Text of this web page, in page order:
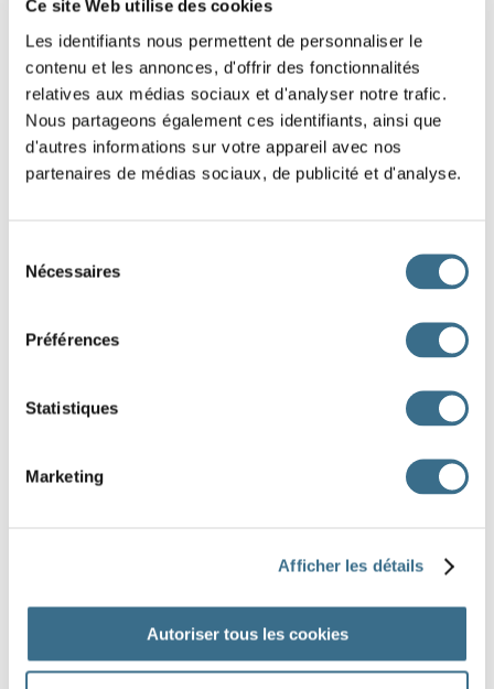
Ce site Web utilise des cookies
Les identifiants nous permettent de personnaliser le
contenu et les annonces, d'offrir des fonctionnalités
relatives aux médias sociaux et d'analyser notre trafic.
Nous partageons également ces identifiants, ainsi que
d'autres informations sur votre appareil avec nos
partenaires de médias sociaux, de publicité et d'analyse.
Nécessaires
Préférences
Statistiques
Marketing
Afficher les détails
Autoriser tous les cookies
Question 1.
venir - Indicatif Futur antérieur
vous
Question 2.
venir - Indicatif Futur antérieur
je
tu
venir - Indicatif Futur antérieur
ils